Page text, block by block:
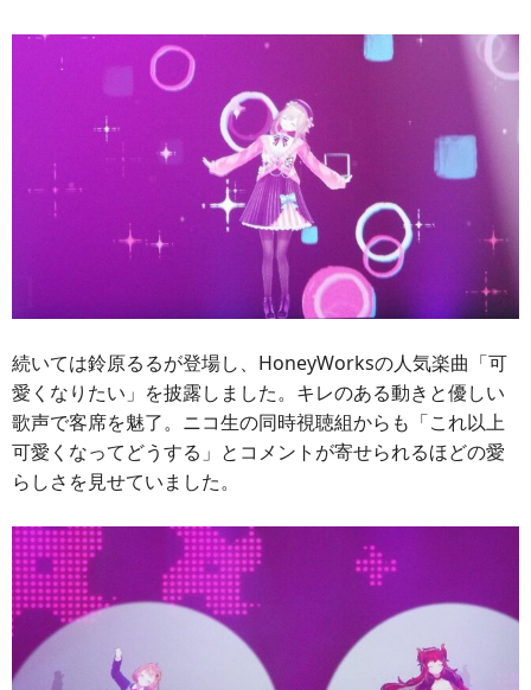
続いては鈴原るるが登場し、HoneyWorksの人気楽曲「可
愛くなりたい」を披露しました。キレのある動きと優しい
歌声で客席を魅了。ニコ生の同時視聴組からも「これ以上
可愛くなってどうする」とコメントが寄せられるほどの愛
らしさを見せていました。